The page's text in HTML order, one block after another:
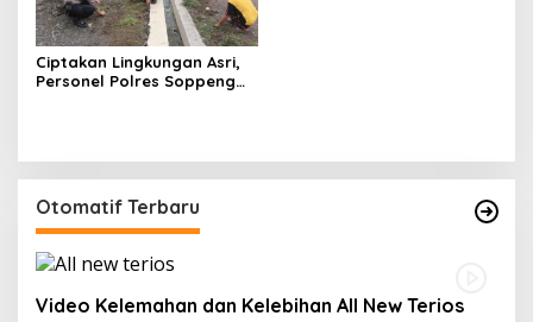
Ciptakan Lingkungan Asri,
Personel Polres Soppeng
Otomatif Terbaru
Video Kelemahan dan Kelebihan All New Terios